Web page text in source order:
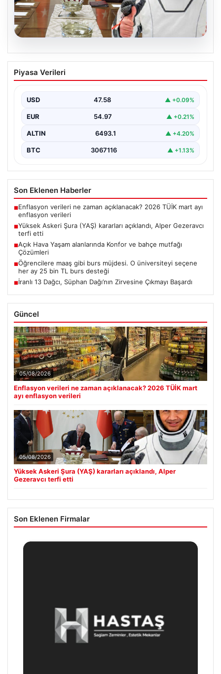
05.08.2026
Yüksek Askeri Şura (YAŞ) kararları
açıklandı, Alper Gezeravcı terfi etti
Piyasa Verileri
USD 47.58 ▲ +0.09%
EUR 54.97 ▲ +0.21%
ALTIN 6493.1 ▲ +4.20%
BTC 3067116 ▲ +1.13%
Son Eklenen Haberler
■Enflasyon verileri ne zaman açıklanacak? 2026 TÜİK mart ayı
enflasyon verileri
■Yüksek Askeri Şura (YAŞ) kararları açıklandı, Alper Gezeravcı
terfi etti
■Açık Hava Yaşam alanlarında Konfor ve bahçe mutfağı
Çözümleri
■Öğrencilere maaş gibi burs müjdesi. O üniversiteyi seçene
her ay 25 bin TL burs desteği
■İranlı 13 Dağcı, Süphan Dağı’nın Zirvesine Çıkmayı Başardı
Güncel
05/08/2026
Enflasyon verileri ne zaman açıklanacak? 2026 TÜİK mart
ayı enflasyon verileri
05/08/2026
Yüksek Askeri Şura (YAŞ) kararları açıklandı, Alper
Gezeravcı terfi etti
Son Eklenen Firmalar